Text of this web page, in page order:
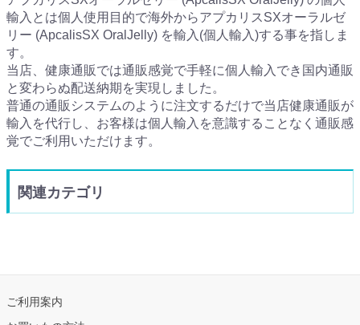
輸入とは個人使用目的で海外からアプカリスSXオーラルゼ
リー (ApcalisSX OralJelly) を輸入(個人輸入)する事を指しま
す。
当店、健康通販では通販感覚で手軽に個人輸入でき国内通販
と変わらぬ配送納期を実現しました。
普通の通販システムのように注文するだけで当店健康通販が
輸入を代行し、お客様は個人輸入を意識することなく通販感
覚でご利用いただけます。
関連カテゴリ
ご利用案内